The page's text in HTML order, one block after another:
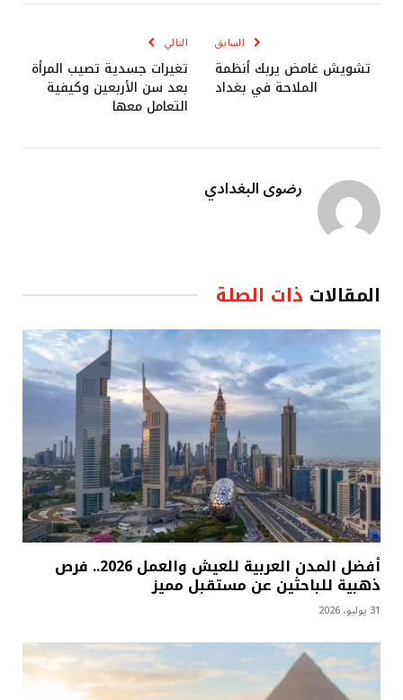
السابق
تشويش غامض يربك أنظمة
الملاحة في بغداد
التالي
تغيرات جسدية تصيب المرأة
بعد سن الأربعين وكيفية
التعامل معها
رضوى البغدادي
المقالات ذات الصلة
أفضل المدن العربية للعيش والعمل 2026.. فرص
ذهبية للباحثين عن مستقبل مميز
31 يوليو، 2026